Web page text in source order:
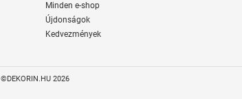
Minden e-shop
Újdonságok
Kedvezmények
©DEKORIN.HU 2026